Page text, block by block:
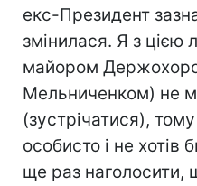
екс-Президент
змінилася. Я з
майором
Мельниченком) не
(зустрічатися),
особисто і не хотів
ще раз наголосити,